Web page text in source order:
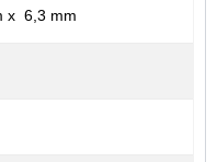
x 6,3 mm